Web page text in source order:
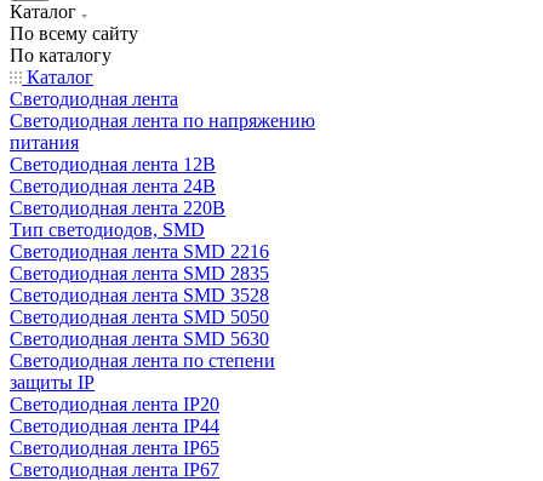
Каталог
По всему сайту
По каталогу
Каталог
Светодиодная лента
Светодиодная лента по напряжению
питания
Светодиодная лента 12В
Светодиодная лента 24В
Светодиодная лента 220В
Тип светодиодов, SMD
Cветодиодная лента SMD 2216
Светодиодная лента SMD 2835
Светодиодная лента SMD 3528
Светодиодная лента SMD 5050
Светодиодная лента SMD 5630
Светодиодная лента по степени
защиты IP
Светодиодная лента IP20
Светодиодная лента IP44
Светодиодная лента IP65
Светодиодная лента IP67